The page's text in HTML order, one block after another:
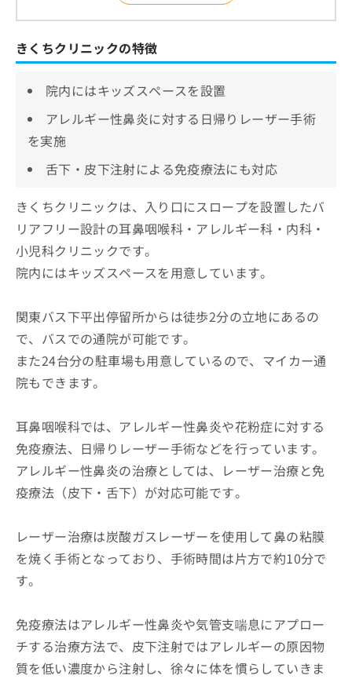
きくちクリニックの特徴
院内にはキッズスペースを設置
アレルギー性鼻炎に対する日帰りレーザー手術
を実施
舌下・皮下注射による免疫療法にも対応
きくちクリニックは、入り口にスロープを設置したバ
リアフリー設計の耳鼻咽喉科・アレルギー科・内科・
小児科クリニックです。
院内にはキッズスペースを用意しています。
関東バス下平出停留所からは徒歩2分の立地にあるの
で、バスでの通院が可能です。
また24台分の駐車場も用意しているので、マイカー通
院もできます。
耳鼻咽喉科では、アレルギー性鼻炎や花粉症に対する
免疫療法、日帰りレーザー手術などを行っています。
アレルギー性鼻炎の治療としては、レーザー治療と免
疫療法（皮下・舌下）が対応可能です。
レーザー治療は炭酸ガスレーザーを使用して鼻の粘膜
を焼く手術となっており、手術時間は片方で約10分で
す。
免疫療法はアレルギー性鼻炎や気管支喘息にアプロー
チする治療方法で、皮下注射ではアレルギーの原因物
質を低い濃度から注射し、徐々に体を慣らしていきま